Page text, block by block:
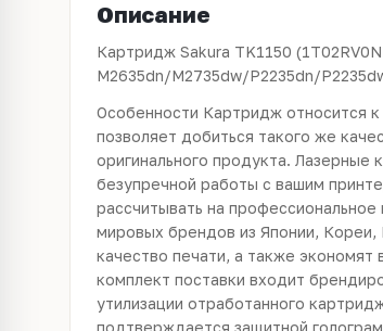
Описание
Картридж Sakura TK1150
M2635dn/M2735dw/P2235dn/
Особенности Картридж относится
позволяет добиться такого же
оригинального продукта.
безупречной работы с вашим
рассчитывать на
мировых брендов из Японии,
качество печати, а также
комплект поставки входит
утилизации отработанного
подтверждается защитной